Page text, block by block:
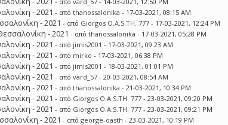
- 2021 - απόthanossalonika - 17-03-2021, 08:15 AM
- 2021 - από Giorgos O.A.S.TH. 777 - 17-03-2021, 12:24 PM
- 2021 - απόthanossalonika - 17-03-2021, 05:28 PM
- 2021 - από jimis2001 - 17-03-2021, 09:23 AM
- 2021 - από mirko - 17-03-2021, 06:38 PM
- 2021 - από jimis2001 - 18-03-2021, 01:01 PM
- 2021 - απόvard_57 - 20-03-2021, 08:54 AM
- 2021 - απόthanossalonika - 21-03-2021, 10:34 PM
- 2021 - από Giorgos O.A.S.TH. 777 - 23-03-2021, 09:20 PM
- 2021 - από Giorgos O.A.S.TH. 777 - 23-03-2021, 09:21 PM
- 2021 - απόgeorge-oasth - 23-03-2021, 10:19 PM